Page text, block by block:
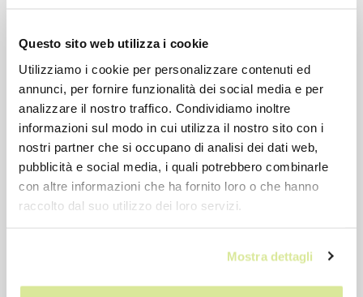
Questo sito web utilizza i cookie
Utilizziamo i cookie per personalizzare contenuti ed
annunci, per fornire funzionalità dei social media e per
analizzare il nostro traffico. Condividiamo inoltre
informazioni sul modo in cui utilizza il nostro sito con i
nostri partner che si occupano di analisi dei dati web,
pubblicità e social media, i quali potrebbero combinarle
con altre informazioni che ha fornito loro o che hanno
raccolto dal suo utilizzo dei loro servizi.
Mostra dettagli
€ 0,25